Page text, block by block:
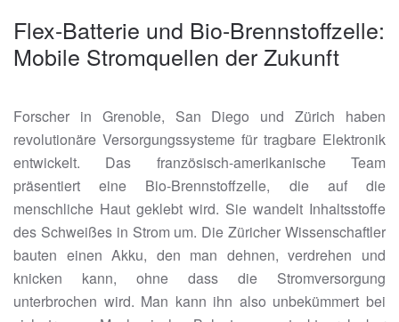
Flex-Batterie und Bio-Brennstoffzelle:
Mobile Stromquellen der Zukunft
Forscher in Grenoble, San Diego und Zürich haben
revolutionäre Versorgungssysteme für tragbare Elektronik
entwickelt. Das französisch-amerikanische Team
präsentiert eine Bio-Brennstoffzelle, die auf die
menschliche Haut geklebt wird. Sie wandelt Inhaltsstoffe
des Schweißes in Strom um. Die Züricher Wissenschaftler
bauten einen Akku, den man dehnen, verdrehen und
knicken kann, ohne dass die Stromversorgung
unterbrochen wird. Man kann ihn also unbekümmert bei